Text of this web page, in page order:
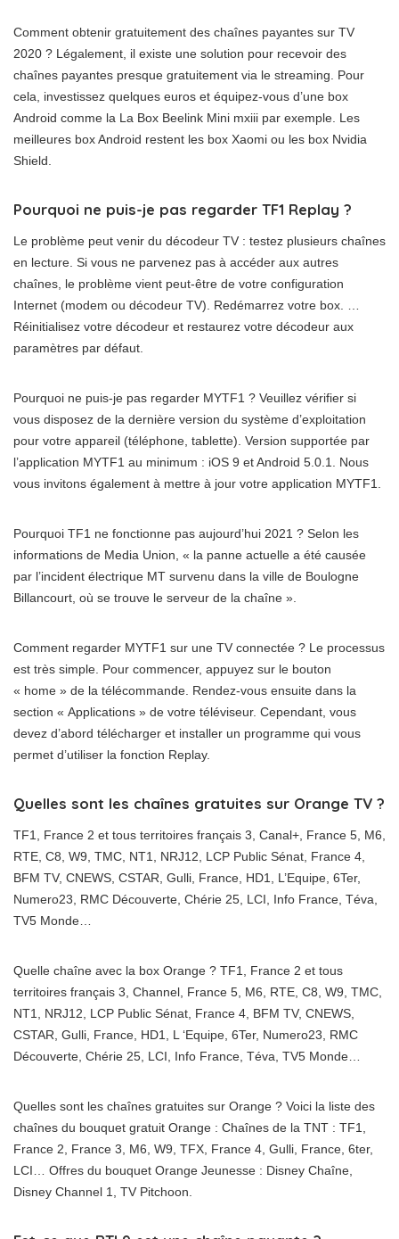
Comment obtenir gratuitement des chaînes payantes sur TV
2020 ? Légalement, il existe une solution pour recevoir des
chaînes payantes presque gratuitement via le streaming. Pour
cela, investissez quelques euros et équipez-vous d’une box
Android comme la La Box Beelink Mini mxiii par exemple. Les
meilleures box Android restent les box Xaomi ou les box Nvidia
Shield.
Pourquoi ne puis-je pas regarder TF1 Replay ?
Le problème peut venir du décodeur TV : testez plusieurs chaînes
en lecture. Si vous ne parvenez pas à accéder aux autres
chaînes, le problème vient peut-être de votre configuration
Internet (modem ou décodeur TV). Redémarrez votre box. …
Réinitialisez votre décodeur et restaurez votre décodeur aux
paramètres par défaut.
Pourquoi ne puis-je pas regarder MYTF1 ? Veuillez vérifier si
vous disposez de la dernière version du système d’exploitation
pour votre appareil (téléphone, tablette). Version supportée par
l’application MYTF1 au minimum : iOS 9 et Android 5.0.1. Nous
vous invitons également à mettre à jour votre application MYTF1.
Pourquoi TF1 ne fonctionne pas aujourd’hui 2021 ? Selon les
informations de Media Union, « la panne actuelle a été causée
par l’incident électrique MT survenu dans la ville de Boulogne
Billancourt, où se trouve le serveur de la chaîne ».
Comment regarder MYTF1 sur une TV connectée ? Le processus
est très simple. Pour commencer, appuyez sur le bouton
« home » de la télécommande. Rendez-vous ensuite dans la
section « Applications » de votre téléviseur. Cependant, vous
devez d’abord télécharger et installer un programme qui vous
permet d’utiliser la fonction Replay.
Quelles sont les chaînes gratuites sur Orange TV ?
TF1, France 2 et tous territoires français 3, Canal+, France 5, M6,
RTE, C8, W9, TMC, NT1, NRJ12, LCP Public Sénat, France 4,
BFM TV, CNEWS, CSTAR, Gulli, France, HD1, L’Equipe, 6Ter,
Numero23, RMC Découverte, Chérie 25, LCI, Info France, Téva,
TV5 Monde…
Quelle chaîne avec la box Orange ? TF1, France 2 et tous
territoires français 3, Channel, France 5, M6, RTE, C8, W9, TMC,
NT1, NRJ12, LCP Public Sénat, France 4, BFM TV, CNEWS,
CSTAR, Gulli, France, HD1, L ‘Equipe, 6Ter, Numero23, RMC
Découverte, Chérie 25, LCI, Info France, Téva, TV5 Monde…
Quelles sont les chaînes gratuites sur Orange ? Voici la liste des
chaînes du bouquet gratuit Orange : Chaînes de la TNT : TF1,
France 2, France 3, M6, W9, TFX, France 4, Gulli, France, 6ter,
LCI… Offres du bouquet Orange Jeunesse : Disney Chaîne,
Disney Channel 1, TV Pitchoon.